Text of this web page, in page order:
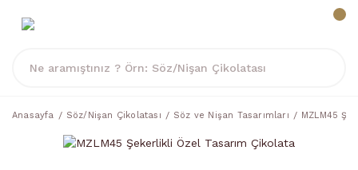
Anasayfa Söz/Nişan Çikolatası Söz ve Nişan Tasarımları MZLM45